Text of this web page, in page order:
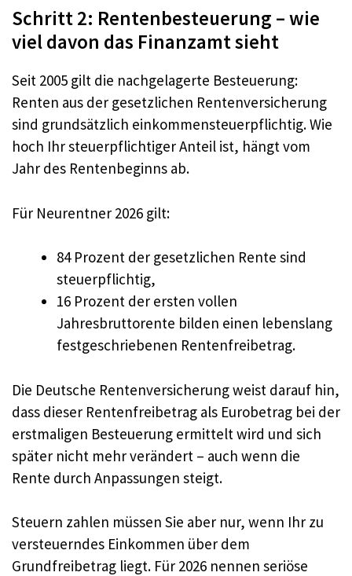
Schritt 2: Rentenbesteuerung – wie
viel davon das Finanzamt sieht
Seit 2005 gilt die nachgelagerte Besteuerung:
Renten aus der gesetzlichen Rentenversicherung
sind grundsätzlich einkommensteuerpflichtig. Wie
hoch Ihr steuerpflichtiger Anteil ist, hängt vom
Jahr des Rentenbeginns ab.
Für Neurentner 2026 gilt:
84 Prozent der gesetzlichen Rente sind
steuerpflichtig,
16 Prozent der ersten vollen
Jahresbruttorente bilden einen lebenslang
festgeschriebenen Rentenfreibetrag.
Die Deutsche Rentenversicherung weist darauf hin,
dass dieser Rentenfreibetrag als Eurobetrag bei der
erstmaligen Besteuerung ermittelt wird und sich
später nicht mehr verändert – auch wenn die
Rente durch Anpassungen steigt.
Steuern zahlen müssen Sie aber nur, wenn Ihr zu
versteuerndes Einkommen über dem
Grundfreibetrag liegt. Für 2026 nennen seriöse